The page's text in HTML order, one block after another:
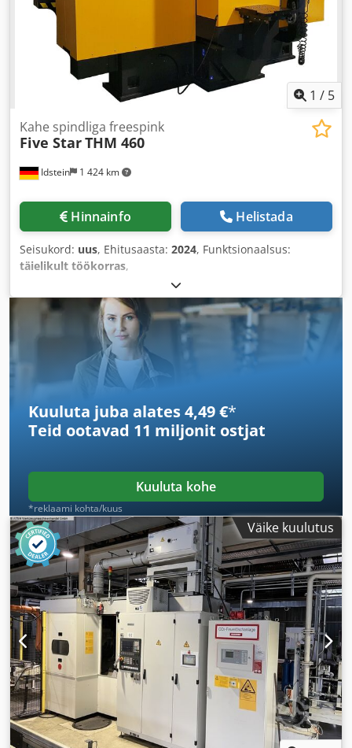
1 / 5
Idstein 1 424 km
Kahe spindliga freespink
Five StarTHM 460
Hinnainfo Helistada
Seisukord: uus, Ehitusaasta: 2024, Funktsionaalsus:
täielikult töökorras,
Kuuluta juba alates 4,49 €*
Teid ootavad 11 miljonit ostjat
Kuuluta kohe
*reklaami kohta/kuus
Väike kuulutus